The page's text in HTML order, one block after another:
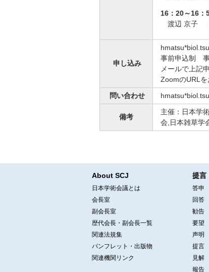
16：20～16
渡辺 京子
申し込み
事前申込制 事
メールで上記
ZoomのURL
問い合わせ
備考
主催：日本学
会,日本雑草学
About SCJ
日本学術会議とは
会長室
副会長室
歴代会長・副会長一覧
関連法規集
パンフレット・出版物
関連機関リンク
提言
答申
回答
勧告
要望
声明
提言
見解
報告